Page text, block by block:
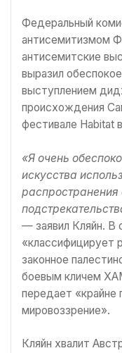
Федеральный
антисемитизмом
антисемитские
выразил
выступлением
происхождения
фестивале Habitat
«Я очень
искусства
распространения
— заявил Кляйн. В
«классифицирует
законное
боевым кличем
передает
мировоззрение».
Кляйн хвалит